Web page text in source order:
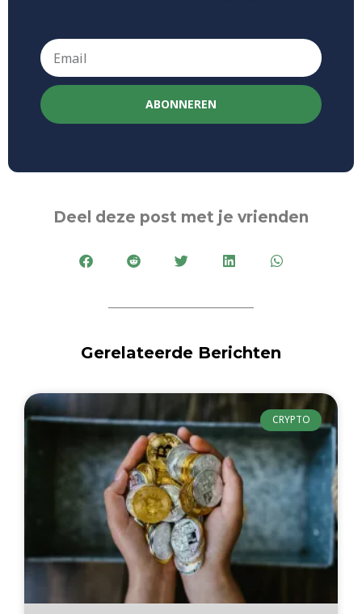
ABONNEREN
Deel deze post met je vrienden
Gerelateerde Berichten
CRYPTO